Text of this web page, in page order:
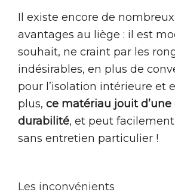
Il existe encore de
avantages au liège : il est
souhait, ne craint par les
indésirables, en plus de
pour l’isolation intérieure et
plus, ce matériau jouit
durabilité, et peut
sans entretien particulier !
Les inconvénients